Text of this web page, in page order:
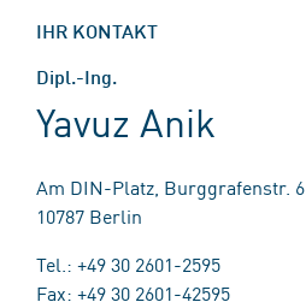
IHR KONTAKT
Dipl.-Ing.
Yavuz Anik
Am DIN-Platz, Burggrafenstr. 6
10787 Berlin
Tel.: +49 30 2601-2595
Fax: +49 30 2601-42595